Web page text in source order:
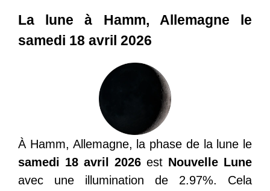
La lune à Hamm, Allemagne le
samedi 18 avril 2026
À Hamm, Allemagne, la phase de la lune le
samedi 18 avril 2026 est Nouvelle Lune
avec une illumination de 2.97%. Cela